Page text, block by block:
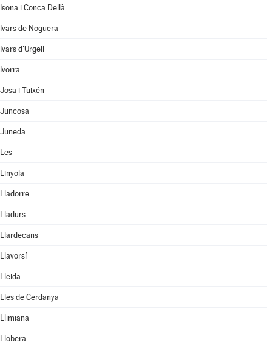
Isona i Conca Dellà
Ivars de Noguera
Ivars d'Urgell
Ivorra
Josa i Tuixén
Juncosa
Juneda
Les
Linyola
Lladorre
Lladurs
Llardecans
Llavorsí
Lleida
Lles de Cerdanya
Llimiana
Llobera